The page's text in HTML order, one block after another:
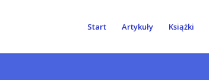
Start Artykuły Książki